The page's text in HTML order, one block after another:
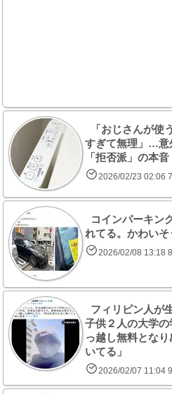
「おじさんが使
すぎて無理」…意
「拒否派」の本音
2026/02/23 02:06
コインパーキン
れてる。かわいそ
2026/02/08 13:18
フィリピン人が
子供２人の大学
っ越し無料とな
いてる」
2026/02/07 11:04